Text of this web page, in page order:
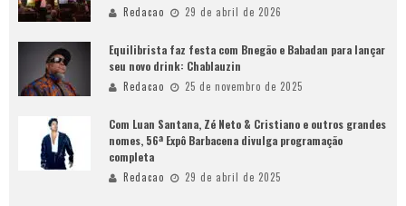
Redacao 29 de abril de 2026
Equilibrista faz festa com Bnegão e Babadan para lançar
seu novo drink: Chablauzin
Redacao 25 de novembro de 2025
Com Luan Santana, Zé Neto & Cristiano e outros grandes
nomes, 56ª Expô Barbacena divulga programação
completa
Redacao 29 de abril de 2025